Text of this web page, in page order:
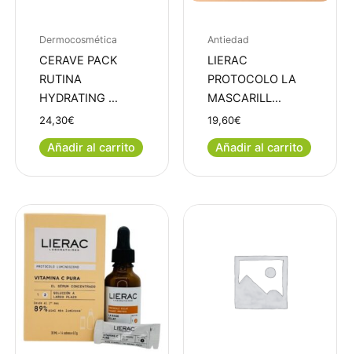
Dermocosmética
CERAVE PACK
RUTINA
HYDRATING …
24,30€
Añadir al carrito
Antiedad
LIERAC
PROTOCOLO LA
MASCARILL…
19,60€
Añadir al carrito